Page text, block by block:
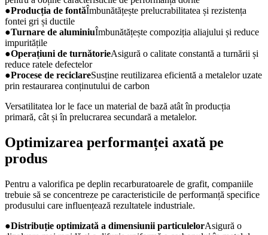
●Producția de fontăÎmbunătățește prelucrabilitatea și rezistența
fontei gri și ductile
●Turnare de aluminiuÎmbunătățește compoziția aliajului și reduce
impuritățile
●Operațiuni de turnătorieAsigură o calitate constantă a turnării și
reduce ratele defectelor
●Procese de reciclareSusține reutilizarea eficientă a metalelor uzate
prin restaurarea conținutului de carbon
Versatilitatea lor le face un material de bază atât în ​​producția
primară, cât și în prelucrarea secundară a metalelor.
Optimizarea performanței axată pe
produs
Pentru a valorifica pe deplin recarburatoarele de grafit, companiile
trebuie să se concentreze pe caracteristicile de performanță specifice
produsului care influențează rezultatele industriale.
●Distribuție optimizată a dimensiunii particulelorAsigură o